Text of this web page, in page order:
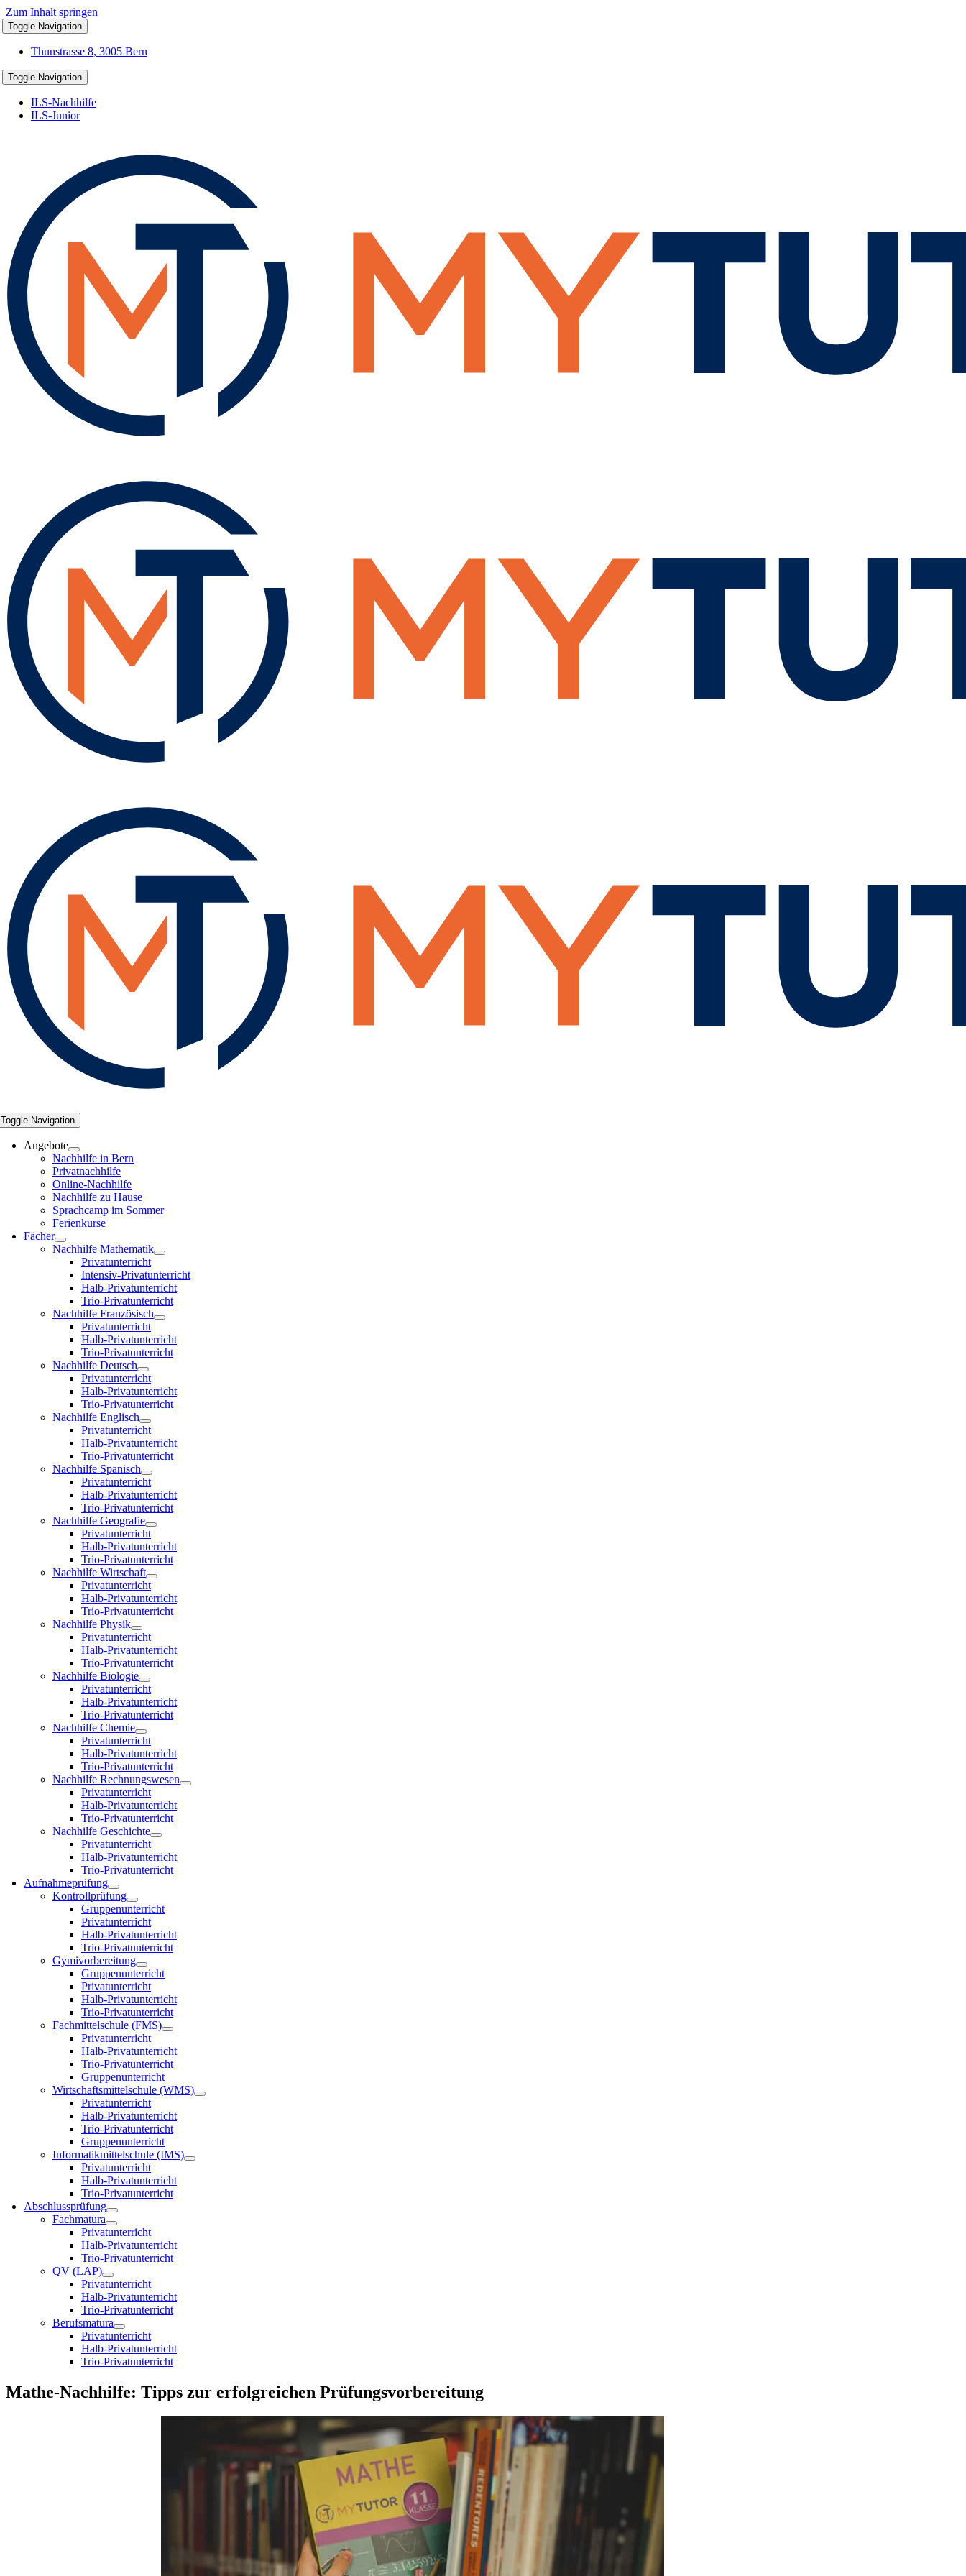
Zum Inhalt springen
Toggle Navigation
Thunstrasse 8, 3005 Bern
Toggle Navigation
ILS-Nachhilfe
ILS-Junior
Toggle Navigation
Angebote
Nachhilfe in Bern
Privatnachhilfe
Online-Nachhilfe
Nachhilfe zu Hause
Sprachcamp im Sommer
Ferienkurse
Fächer
Nachhilfe Mathematik
Privatunterricht
Intensiv-Privatunterricht
Halb-Privatunterricht
Trio-Privatunterricht
Nachhilfe Französisch
Privatunterricht
Halb-Privatunterricht
Trio-Privatunterricht
Nachhilfe Deutsch
Privatunterricht
Halb-Privatunterricht
Trio-Privatunterricht
Nachhilfe Englisch
Privatunterricht
Halb-Privatunterricht
Trio-Privatunterricht
Nachhilfe Spanisch
Privatunterricht
Halb-Privatunterricht
Trio-Privatunterricht
Nachhilfe Geografie
Privatunterricht
Halb-Privatunterricht
Trio-Privatunterricht
Nachhilfe Wirtschaft
Privatunterricht
Halb-Privatunterricht
Trio-Privatunterricht
Nachhilfe Physik
Privatunterricht
Halb-Privatunterricht
Trio-Privatunterricht
Nachhilfe Biologie
Privatunterricht
Halb-Privatunterricht
Trio-Privatunterricht
Nachhilfe Chemie
Privatunterricht
Halb-Privatunterricht
Trio-Privatunterricht
Nachhilfe Rechnungswesen
Privatunterricht
Halb-Privatunterricht
Trio-Privatunterricht
Nachhilfe Geschichte
Privatunterricht
Halb-Privatunterricht
Trio-Privatunterricht
Aufnahmeprüfung
Kontrollprüfung
Gruppenunterricht
Privatunterricht
Halb-Privatunterricht
Trio-Privatunterricht
Gymivorbereitung
Gruppenunterricht
Privatunterricht
Halb-Privatunterricht
Trio-Privatunterricht
Fachmittelschule (FMS)
Privatunterricht
Halb-Privatunterricht
Trio-Privatunterricht
Gruppenunterricht
Wirtschaftsmittelschule (WMS)
Privatunterricht
Halb-Privatunterricht
Trio-Privatunterricht
Gruppenunterricht
Informatikmittelschule (IMS)
Privatunterricht
Halb-Privatunterricht
Trio-Privatunterricht
Abschlussprüfung
Fachmatura
Privatunterricht
Halb-Privatunterricht
Trio-Privatunterricht
QV (LAP)
Privatunterricht
Halb-Privatunterricht
Trio-Privatunterricht
Berufsmatura
Privatunterricht
Halb-Privatunterricht
Trio-Privatunterricht
Mathe-Nachhilfe: Tipps zur erfolgreichen Prüfungsvorbereitung